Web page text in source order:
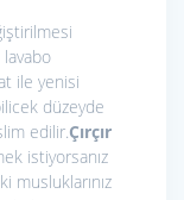
lavabo
ile yenisi
düzeyde
edilir.Çırçır
istiyorsanız
musluklarınız